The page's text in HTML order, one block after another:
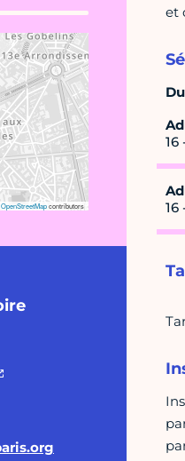
OpenStreetMapcontributors
et
16
16